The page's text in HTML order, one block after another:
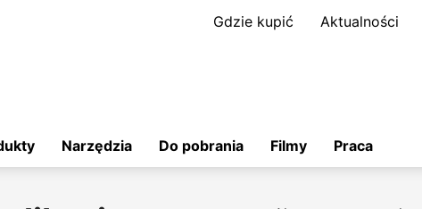
Gdzie kupić Aktualności
Narzędzia Do pobrania Filmy Praca